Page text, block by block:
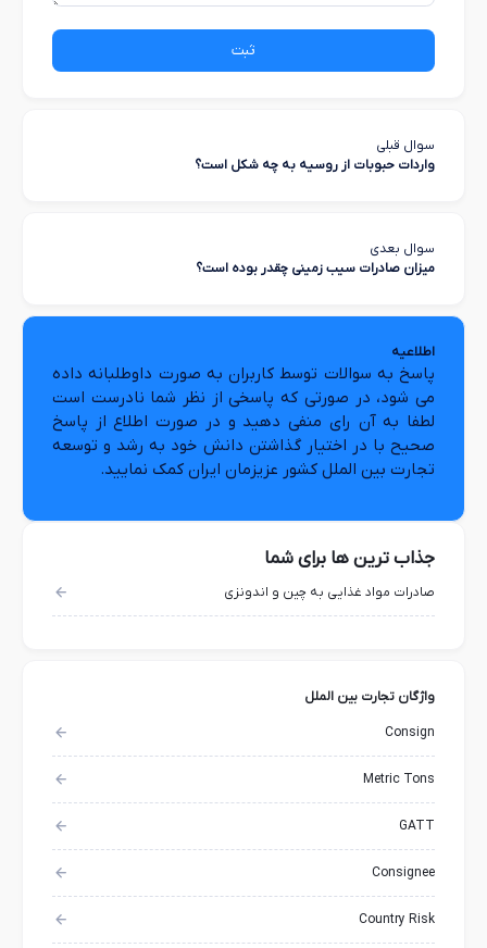
ثبت
سوال قبلی
واردات حبوبات از روسیه به چه شکل است؟
سوال بعدی
میزان صادرات سیب زمینی چقدر بوده است؟
اطلاعیه
پاسخ به سوالات توسط کاربران به صورت داوطلبانه داده
می شود، در صورتی که پاسخی از نظر شما نادرست است
لطفا به آن رای منفی دهید و در صورت اطلاع از پاسخ
صحیح با در اختیار گذاشتن دانش خود به رشد و توسعه
تجارت بین الملل کشور عزیزمان ایران کمک نمایید.
جذاب ترین ها برای شما
صادرات مواد غذایی به چین و اندونزی
واژگان تجارت بین الملل
Consign
Metric Tons
GATT
Consignee
Country Risk